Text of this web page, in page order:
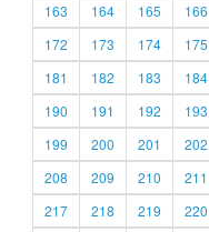
163
164 165 166
172
173 174 175
181
182 183 184
190
191 192 193
199
200 201 202
208
209 210 211
217
218 219 220